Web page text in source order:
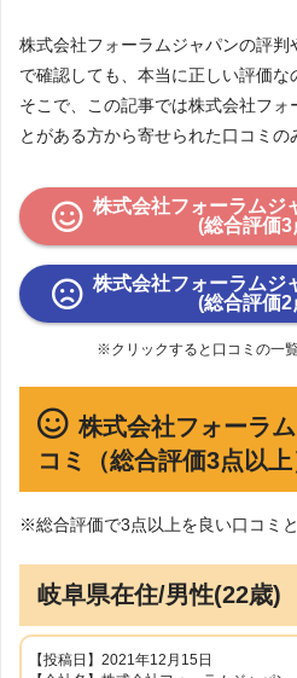
株式会社フォーラムジャパンの評
で確認しても、本当に正しい評価な
そこで、この記事では株式会社フォ
とがある方から寄せられた口コミの
株式会社フォーラムジ
(総合評価3
株式会社フォーラムジ
(総合評価2
※クリックすると口コミの一
株式会社フォーラ
コミ（総合評価3点以上
※総合評価で3点以上を良い口コミと
岐阜県在住/男性(22歳)
【投稿日】2021年12月15日